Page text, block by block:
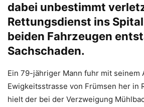
dabei unbestimmt
Rettungsdienst ins
beiden Fahrzeugen
Sachschaden.
Ein 79-jähriger Mann fuhr mit seinem
Ewigkeitsstrasse von Frümsen her in
hielt der bei der Verzweigung